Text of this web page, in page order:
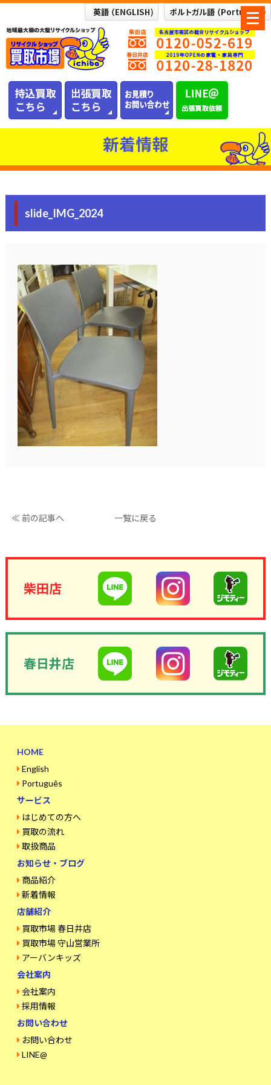
メ
ニ
ュ
ー
新着情報
slide_IMG_2024
≪ 前の記事へ 一覧に戻る
柴田店
春日井店
HOME
English
Português
サービス
はじめての方へ
買取の流れ
取扱商品
お知らせ・ブログ
商品紹介
新着情報
店舗紹介
買取市場 春日井店
買取市場 守山営業所
アーバンキッズ
会社案内
会社案内
採用情報
お問い合わせ
お問い合わせ
LINE@